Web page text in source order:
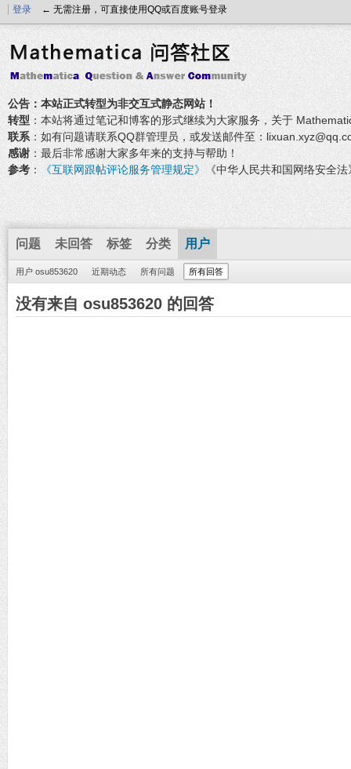
登录 ← 无需注册，可直接使用QQ或百度账号登录
公告：本站正式转型为非交互式静态网站！
转型 ：本站将通过笔记和博客的形式继续为大家服务，关于
联系 ：如有问题请联系QQ群管理员，或发送邮件至：
感谢 ：最后非常感谢大家多年来的支持与帮助！
参考 ： 《互联网跟帖评论服务管理规定》 《中华人民共和国网络安全
问题 未回答 标签 分类 用户
用户 osu853620 近期动态 所有问题 所有回答
没有来自 osu853620 的回答